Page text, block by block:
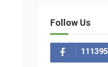
Follow Us